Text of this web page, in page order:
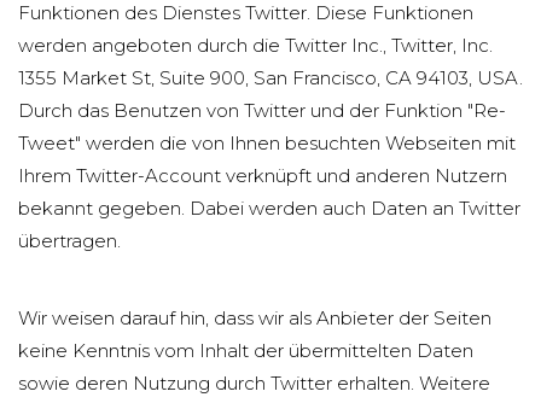
Funktionen des Dienstes Twitter. Diese Funktionen
werden angeboten durch die Twitter Inc., Twitter, Inc.
1355 Market St, Suite 900, San Francisco, CA 94103, USA.
Durch das Benutzen von Twitter und der Funktion "Re-
Tweet" werden die von Ihnen besuchten Webseiten mit
Ihrem Twitter-Account verknüpft und anderen Nutzern
bekannt gegeben. Dabei werden auch Daten an Twitter
übertragen.
Wir weisen darauf hin, dass wir als Anbieter der Seiten
keine Kenntnis vom Inhalt der übermittelten Daten
sowie deren Nutzung durch Twitter erhalten. Weitere